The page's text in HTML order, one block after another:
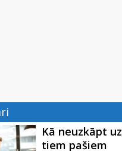
Kā neuzkāpt uz
tiem pašiem